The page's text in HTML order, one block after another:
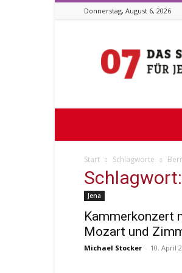
Donnerstag, August 6, 2026
Start Schlagworte
Jena
Kammerkonzert
Mozart und
Michael Stocker - 10. April